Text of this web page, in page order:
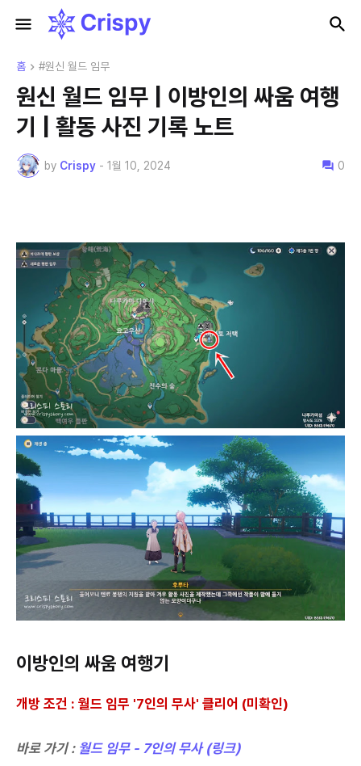
홈 #원신 월드 임무
원신 월드 임무 | 이방인의 싸움 여행
기 | 활동 사진 기록 노트
by Crispy - 1월 10, 2024 0
이방인의 싸움 여행기
개방 조건 : 월드 임무 '7인의 무사' 클리어 (미확인)
바로 가기 : 월드 임무 - 7인의 무사 (링크)